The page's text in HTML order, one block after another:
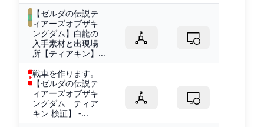
【ゼルダの伝説テ
ィアーズオブザキ
ングダム】白龍の
入手素材と出現場
所【ティアキン】...
戦車を作ります。
【ゼルダの伝説テ
ィアーズオブザキ
ングダム ティア
キン 検証】 -...